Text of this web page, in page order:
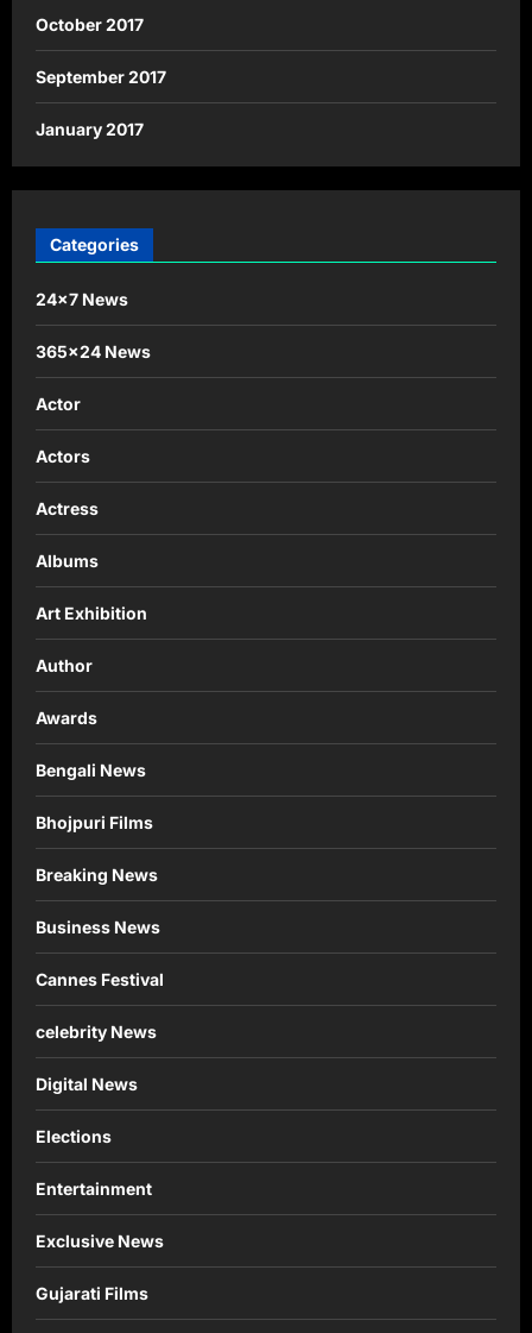
October 2017
September 2017
January 2017
Categories
24×7 News
365×24 News
Actor
Actors
Actress
Albums
Art Exhibition
Author
Awards
Bengali News
Bhojpuri Films
Breaking News
Business News
Cannes Festival
celebrity News
Digital News
Elections
Entertainment
Exclusive News
Gujarati Films